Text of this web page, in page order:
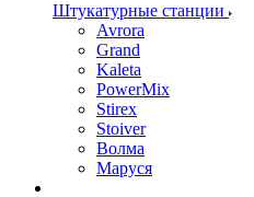
Штукатурные станции
Avrora
Grand
Kaleta
PowerMix
Stirex
Stoiver
Волма
Маруся